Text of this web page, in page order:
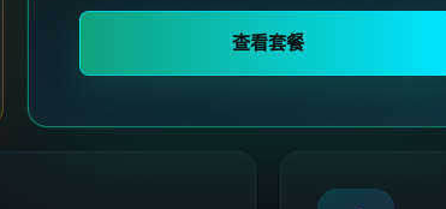
查看套餐